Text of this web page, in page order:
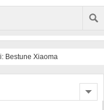
nguyên chiếc chinh
sự tiện dụng